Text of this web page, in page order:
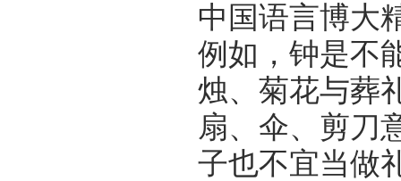
中国语言博大
例如，钟是不
烛、菊花与葬
扇、伞、剪刀
子也不宜当做